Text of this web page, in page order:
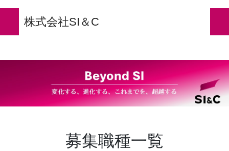
株式会社SI＆C
募集職種一覧